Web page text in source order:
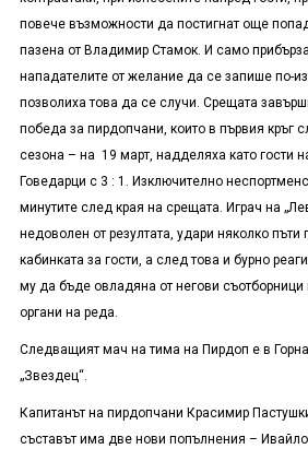
повече възможности да постигнат още
пазена от Владимир Стамок. И само
нападателите от желание да се запише по-
позволиха това да се случи. Срещата
победа за пирдопчани, които в първия кръг
сезона – на 19 март, надделяха като гости
Говедарци с 3 : 1. Изключително
минутите след края на срещата. Играч на
недоволен от резултата, удари няколко
кабинката за гости, а след това и бурно
му да бъде овладяна от негови съотборници
органи на реда.
Следващият мач на тима на Пирдоп е в
„Звездец“.
Капитанът на пирдопчани Красимир
съставът има две нови попълнения –